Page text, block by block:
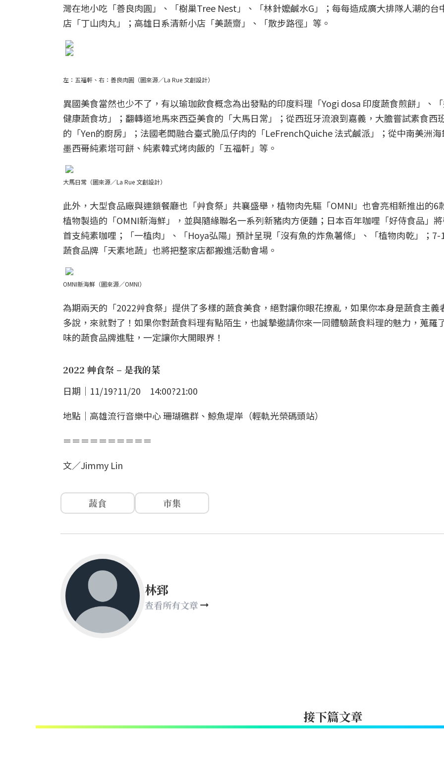
灣在地小吃「善良肉圓」、「樹巢Tree Nest」、「林針嬤鹹水G」；每每造成廣大排隊人潮的台
店「丁山肉丸」；高雄日系清新小店「美蔬齋」、「散步路徑」等。
左： 五福軒、右：善良肉圓（圖來源／La Rue 文創設計）
異國美食當然也少不了，有以瑜珈飲食概念為出發點的印度料理「Yogi dosa 印度蔬食煎餅」、
健康蔬食坊」；翻轉道地馬來西亞美食的「大馬日常」；從西班牙流浪到嘉義，大膽嘗試素食西
的「Yen的廚房」；法國老闆融合臺式脆瓜仔肉的「LeFrenchQuiche 法式鹹派」；從中南美洲
墨西哥純素塔可餅、純素韓式烤肉飯的「五福軒」等。
大馬日常（圖來源／La Rue 文創設計）
此外，大型食品廠與連鎖餐廳也「艸食祭」共襄盛舉，植物肉先驅「OMNI」也會亮相新推出的6
植物製造的「OMNI新海鮮」，並與隨緣聯名一系列新豬肉方便麵；日本百年咖哩「好侍食品」
首支純素咖哩；「一植肉」、「Hoya弘陽」預計呈現「沒有魚的炸魚薯條」、「植物肉乾」；7-
蔬食品牌「天素地蔬」也將把整家店都搬進活動會場。
OMNI新海鮮（圖來源／OMNI）
為期兩天的「2022艸食祭」提供了多樣的蔬食美食，絕對讓你眼花撩亂，如果你本身是蔬食主義
多說，來就對了！如果你對蔬食料理有點陌生，也誠摯邀請你來一同體驗蔬食料理的魅力，蒐羅
味的蔬食品牌進駐，一定讓你大開眼界！
2022 艸食祭 – 是我的菜
日期｜11/19?11/20 14:00?21:00
地點｜高雄流行音樂中心 珊瑚礁群、鯨魚堤岸（輕軌光榮碼頭站）
＝＝＝＝＝＝＝＝＝＝
文／Jimmy Lin
蔬食 市集
林郅
查看所有文章
接下篇文章